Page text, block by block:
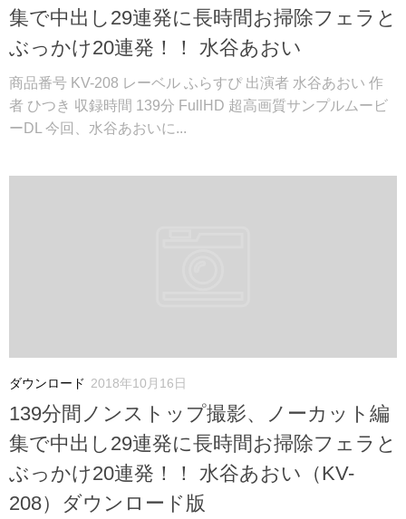
集で中出し29連発に長時間お掃除フェラと
ぶっかけ20連発！！ 水谷あおい
商品番号 KV-208 レーベル ふらすぴ 出演者 水谷あおい 作
者 ひつき 収録時間 139分 FullHD 超高画質サンプルムービ
ーDL 今回、水谷あおいに...
ダウンロード 2018年10月16日
139分間ノンストップ撮影、ノーカット編
集で中出し29連発に長時間お掃除フェラと
ぶっかけ20連発！！ 水谷あおい（KV-
208）ダウンロード版